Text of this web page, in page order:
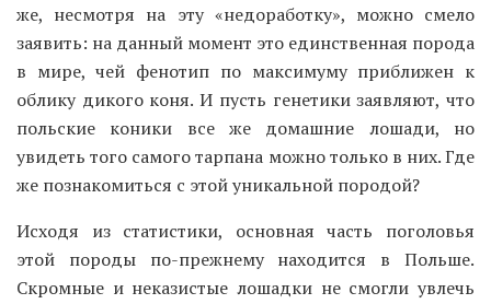
же, несмотря на эту «недоработку», можно смело
заявить: на данный момент это единственная порода
в мире, чей фенотип по максимуму приближен к
облику дикого коня. И пусть генетики заявляют, что
польские коники все же домашние лошади, но
увидеть того самого тарпана можно только в них. Где
же познакомиться с этой уникальной породой?
Исходя из статистики, основная часть поголовья
этой породы по-прежнему находится в Польше.
Скромные и неказистые лошадки не смогли увлечь